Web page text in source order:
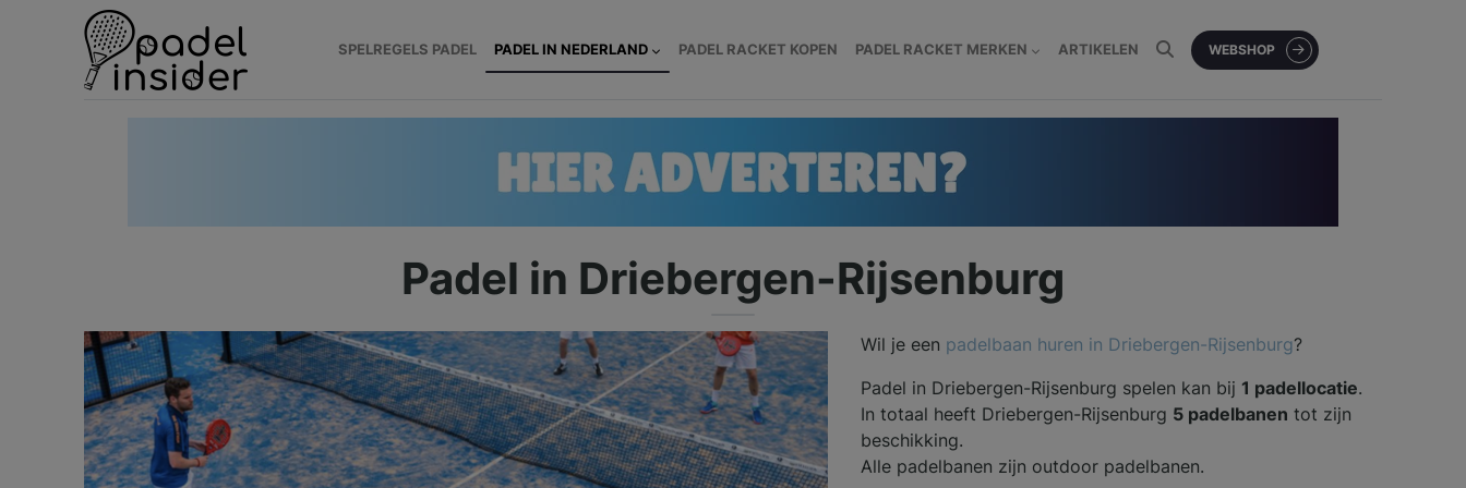
SPELREGELS PADEL PADEL IN NEDERLAND PADEL RACKET KOPEN PADEL RACKET MERKEN ARTIKELEN WEBSHOP
Padel in Driebergen-Rijsenburg
Wil je een padelbaan huren in Driebergen-Rijsenburg?
Padel in Driebergen-Rijsenburg spelen kan bij 1 padellocatie.
In totaal heeft Driebergen-Rijsenburg 5 padelbanen tot zijn
beschikking.
Alle padelbanen zijn outdoor padelbanen.